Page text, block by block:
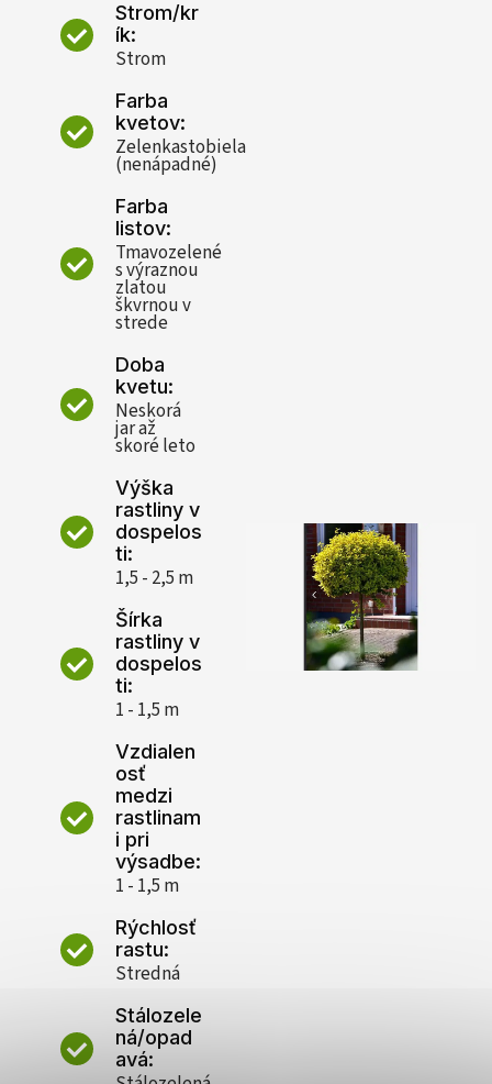
Strom/kr
ík:
Strom
Farba
kvetov:
Zelenkastobiela
(nenápadné)
Farba
listov:
Tmavozelené
s výraznou
zlatou
škvrnou v
strede
Doba
kvetu:
Neskorá
jar až
skoré leto
Výška
rastliny v
dospelos
ti:
1,5 - 2,5 m
Šírka
rastliny v
dospelos
ti:
1 - 1,5 m
Vzdialen
osť
medzi
rastlinam
i pri
výsadbe:
1 - 1,5 m
Rýchlosť
rastu:
Stredná
Stálozele
ná/opad
avá: